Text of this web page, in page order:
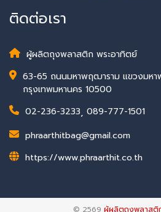
ติดต่อเรา
ผู้ผลิตถุงพลาสติก พระอาทิตย์
63-65 ถนนมหาพฤฒาราม แขวงมหา
กรุงเทพมหานคร 10500
02-236-3233, 089-777-1501
phraarthitbag@gmail.com
https://www.phraarthit.co.th
© 2569 ผู้ผลิตถุงพลาสติ